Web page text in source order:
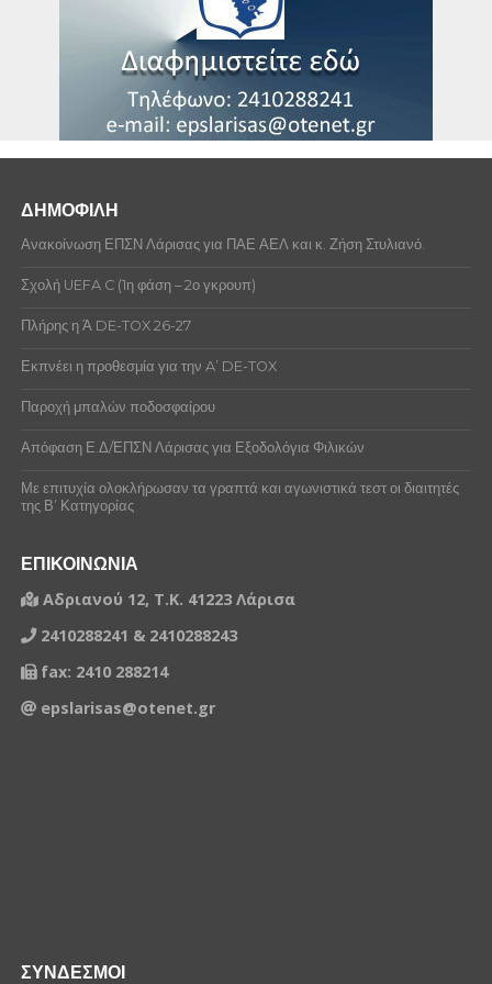
ΔΗΜΟΦΙΛΗ
Ανακοίνωση ΕΠΣΝ Λάρισας για ΠΑΕ ΑΕΛ και κ. Ζήση Στυλιανό.
Σχολή UEFA C (1η φάση – 2ο γκρουπ)
Πλήρης η Ά DE-TOX 26-27
Εκπνέει η προθεσμία για την A’ DE-TOX
Παροχή μπαλών ποδοσφαίρου
Απόφαση Ε.Δ/ΕΠΣΝ Λάρισας για Εξοδολόγια Φιλικών
Με επιτυχία ολοκλήρωσαν τα γραπτά και αγωνιστικά τεστ οι διαιτητές
της Β’ Κατηγορίας
ΕΠΙΚΟΙΝΩΝΙΑ
Αδριανού 12, Τ.Κ. 41223 Λάρισα
2410288241 & 2410288243
fax: 2410 288214
epslarisas@otenet.gr
ΣΥΝΔΕΣΜΟΙ